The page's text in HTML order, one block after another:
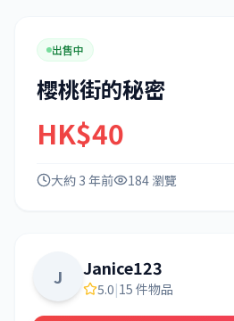
出售中
櫻桃街的秘密
HK$40
大約 3 年前 184 瀏覽
J Janice123
5.0|15 件物品